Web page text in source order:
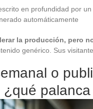
en profundidad por
automáticamente
la producción, pero
genérico. Sus
o
¿qué